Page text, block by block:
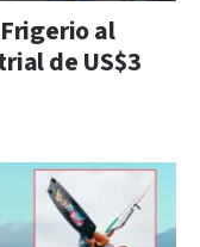
al
de US$3